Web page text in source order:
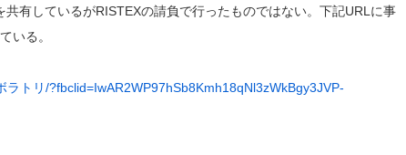
有しているがRISTEXの請負で行ったものではない。下記URLに事
いる。
トリ/?fbclid=IwAR2WP97hSb8Kmh18qNl3zWkBgy3JVP-